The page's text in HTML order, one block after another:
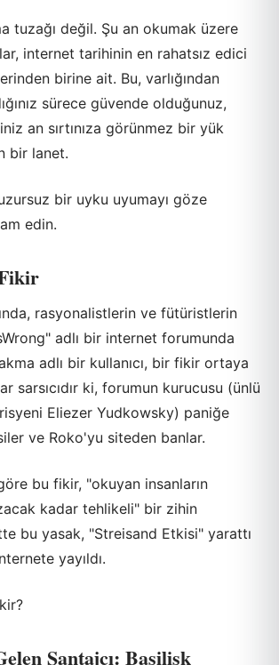
tuzağı değil. Şu an okumak üzere
internet tarihinin en rahatsız edici
birine ait. Bu, varlığından
sürece güvende olduğunuz,
an sırtınıza görünmez bir yük
bir lanet.
bir uyku uyumayı göze
edin.
rasyonalistlerin ve fütüristlerin
adlı bir internet forumunda
adlı bir kullanıcı, bir fikir ortaya
sarsıcıdır ki, forumun kurucusu (ünlü
Eliezer Yudkowsky) paniğe
ve Roko'yu siteden banlar.
bu fikir, "okuyan insanların
kadar tehlikeli" bir zihin
bu yasak, "Streisand Etkisi" yarattı
yayıldı.
Şantajcı: Basilisk